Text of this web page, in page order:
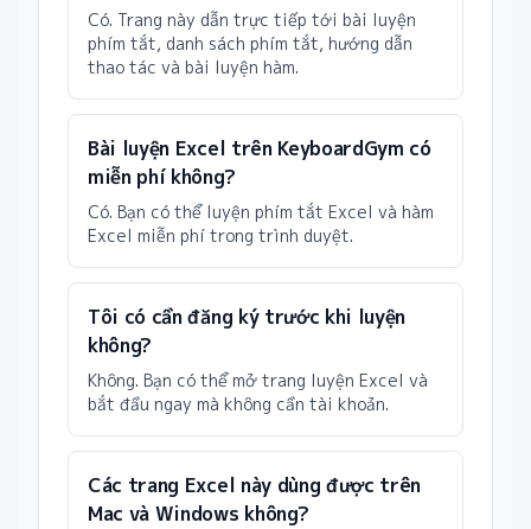
Có. Trang này dẫn trực tiếp tới bài luyện
phím tắt, danh sách phím tắt, hướng dẫn
thao tác và bài luyện hàm.
Bài luyện Excel trên KeyboardGym có
miễn phí không?
Có. Bạn có thể luyện phím tắt Excel và hàm
Excel miễn phí trong trình duyệt.
Tôi có cần đăng ký trước khi luyện
không?
Không. Bạn có thể mở trang luyện Excel và
bắt đầu ngay mà không cần tài khoản.
Các trang Excel này dùng được trên
Mac và Windows không?